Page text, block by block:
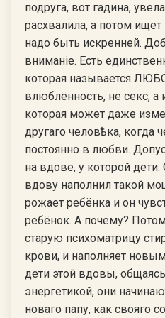
подруга, вот гадина,
расхвалила, а потом ищет
надо быть искренней.
вниманiе. Есть
которая называется
влюблённость, не секс,
которая может даже
другаго человѣка, когда
постоянно в любви.
на вдове, у которой
вдову наполнил такой
рожает ребёнка и он
ребёнок. А почему?
старую психоматрицу
крови, и наполняет
дети этой вдовы,
энергетикой, они
новаго папу, как свояго